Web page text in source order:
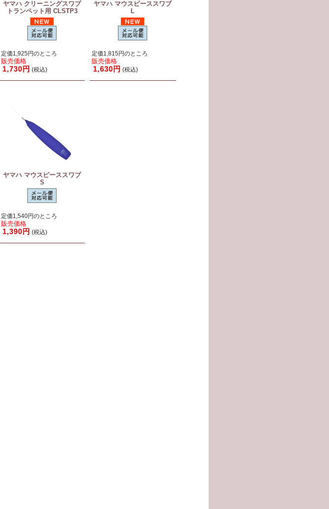
ヤマハ クリーニングスワブ
トランペット用 CLSTP3
定価1,925円のところ
販売価格
1,730円 (税込)
ヤマハ マウスピーススワブ
L
定価1,815円のところ
販売価格
1,630円 (税込)
ヤマハ マウスピーススワブ
S
定価1,540円のところ
販売価格
1,390円 (税込)